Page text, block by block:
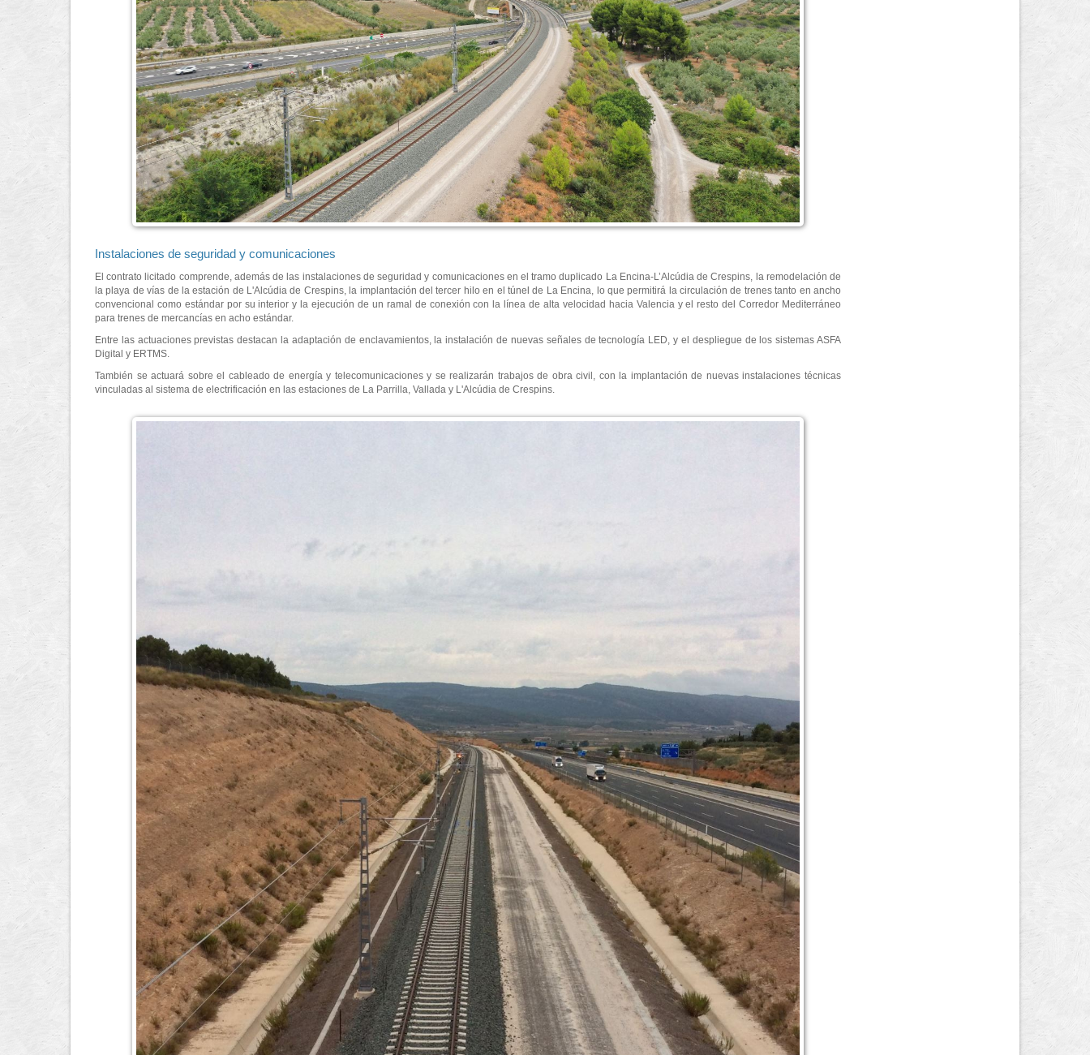
Instalaciones de seguridad y comunicaciones
El contrato licitado comprende, además de las instalaciones de seguridad y comunicaciones en el tramo duplicado La Encina-L’Alcúdia de Crespins, la remodelación de
la playa de vías de la estación de L'Alcúdia de Crespins, la implantación del tercer hilo en el túnel de La Encina, lo que permitirá la circulación de trenes tanto en ancho
convencional como estándar por su interior y la ejecución de un ramal de conexión con la línea de alta velocidad hacia Valencia y el resto del Corredor Mediterráneo
para trenes de mercancías en acho estándar.
Entre las actuaciones previstas destacan la adaptación de enclavamientos, la instalación de nuevas señales de tecnología LED, y el despliegue de los sistemas ASFA
Digital y ERTMS.
También se actuará sobre el cableado de energía y telecomunicaciones y se realizarán trabajos de obra civil, con la implantación de nuevas instalaciones técnicas
vinculadas al sistema de electrificación en las estaciones de La Parrilla, Vallada y L'Alcúdia de Crespins.